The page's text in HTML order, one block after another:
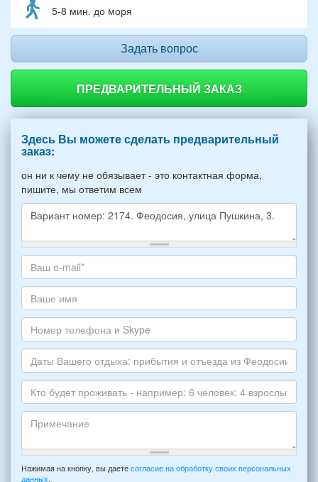
5-8 мин. до моря
Задать вопрос
ПРЕДВАРИТЕЛЬНЫЙ ЗАКАЗ
Здесь Вы можете сделать предварительный
заказ:
он ни к чему не обязывает - это контактная форма,
пишите, мы ответим всем
Какое
жилье
хотите
снять,
укажите
пожалуйста
НОМЕР
варианта:
*
Ваш
адрес
электронной
почты
*
Ваше
имя
Номер
телефона
и
Skype
Даты
Вашего
отдыха:
прибытия
отъезда
из
Феодосии:
Кто
будет
-
например:
Примечание
Нажимая на кнопку, вы даете согласие на обработку своих персональных
данных